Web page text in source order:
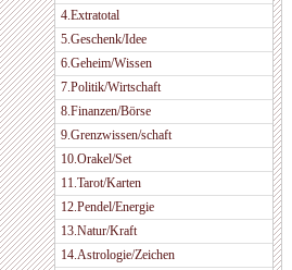
4.Extratotal
5.Geschenk/Idee
6.Geheim/Wissen
7.Politik/Wirtschaft
8.Finanzen/Börse
9.Grenzwissen/schaft
10.Orakel/Set
11.Tarot/Karten
12.Pendel/Energie
13.Natur/Kraft
14.Astrologie/Zeichen